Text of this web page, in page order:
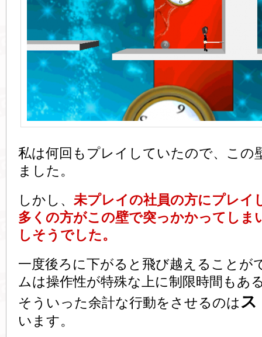
私は何回もプレイしていたので、この
ました。
しかし、 未プレイの社員の方にプレイ
多くの方がこの壁で突っかかってしま
しそうでした。
一度後ろに下がると飛び越えることが
ムは操作性が特殊な上に制限時間もあ
そういった余計な行動をさせるのはス
います。